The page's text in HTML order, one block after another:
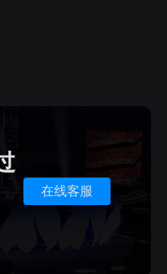
理工具
在线客服